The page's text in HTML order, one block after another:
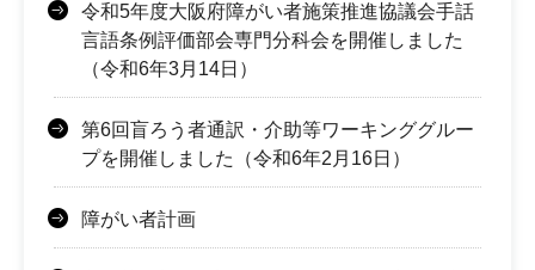
令和5年度大阪府障がい者施策推進協議会手話
言語条例評価部会専門分科会を開催しました
（令和6年3月14日）
第6回盲ろう者通訳・介助等ワーキンググルー
プを開催しました（令和6年2月16日）
障がい者計画